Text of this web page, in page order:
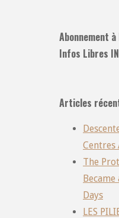
Abonnement
Infos Libres
Articles
The
Days
LES